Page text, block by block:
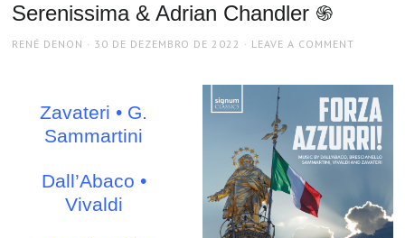
Serenissima & Adrian Chandler ֍
AUTHOR
RENÉ DENON
POSTED
30 DE DEZEMBRO DE 2022 LEAVE A COMMENT
Zavateri • G.
Sammartini
Dall’Abaco •
Vivaldi